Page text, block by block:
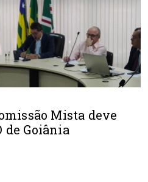
Mista deve
de Goiânia